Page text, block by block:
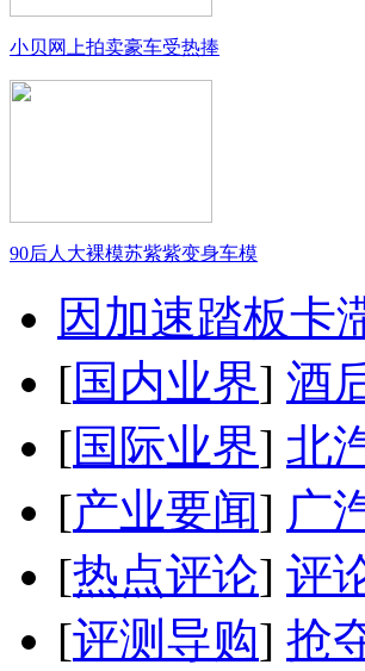
小贝网上拍卖豪车受热捧
90后人大裸模苏紫紫变身车模
因加速踏板卡
[国内业界] 酒
[国际业界] 北
[产业要闻] 广
[热点评论] 评
[评测导购] 抢